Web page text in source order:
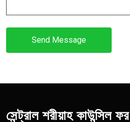
Send Message
সেন্ট্রাল শরীয়াহ কাউন্সিল